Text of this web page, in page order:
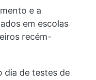
e a
em escolas
recém-
dia de testes de